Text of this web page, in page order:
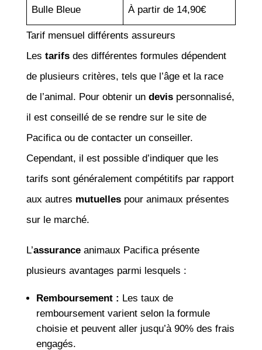
Bulle Bleue À partir de 14,90€
Tarif mensuel différents assureurs
Les tarifsdes différentes formules dépendent
de plusieurs critères, tels que l’âge et la race
de l’animal. Pour obtenir un devispersonnalisé,
il est conseillé de se rendre sur le site de
Pacifica ou de contacter un conseiller.
Cependant, il est possible d’indiquer que les
tarifs sont généralement compétitifs par rapport
aux autres mutuellespour animaux présentes
sur le marché.
L’assuranceanimaux Pacifica présente
plusieurs avantages parmi lesquels :
Remboursement : Les taux de
remboursement varient selon la formule
choisie et peuvent aller jusqu’à 90% des frais
engagés.